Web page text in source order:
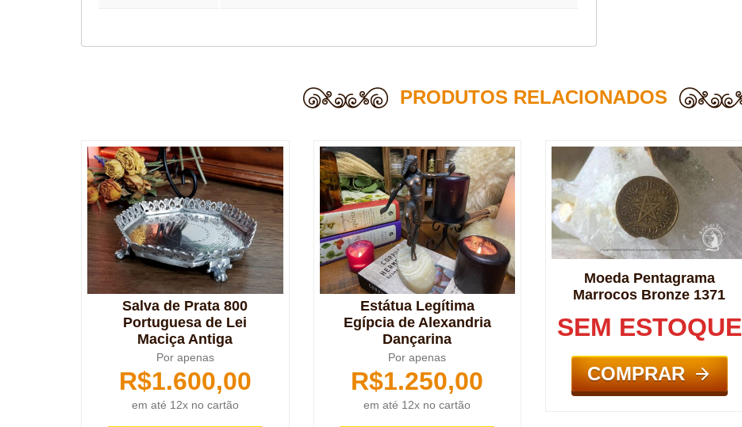
PRODUTOS RELACIONADOS
Salva de Prata 800
Portuguesa de Lei
Maciça Antiga
Por apenas
R$1.600,00
em até 12x no cartão
Estátua Legítima
Egípcia de Alexandria
Dançarina
Por apenas
R$1.250,00
em até 12x no cartão
Moeda Pentagrama
Marrocos Bronze 1371
SEM ESTOQUE
COMPRAR